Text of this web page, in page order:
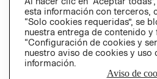
Perú (S/)
CAMBIAR REGIÓN
esta información con terceros,
“Solo cookies requeridas”, se
nuestra entrega de contenido
“Configuración de cookies y
nuestro aviso de cookies y
información.
Aviso de